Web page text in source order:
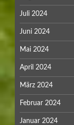
Juli 2024
Juni 2024
Mai 2024
April 2024
März 2024
Februar 2024
Januar 2024